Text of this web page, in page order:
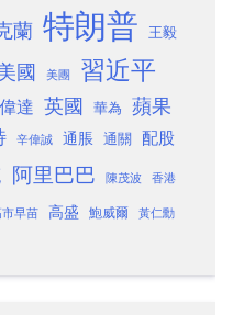
蘭 特朗普 王毅
國 美團 習近平
達 英國 華為 蘋果
辛偉誠 通脹 通關 配股
阿里巴巴 陳茂波 香港
早苗 高盛 鮑威爾 黃仁勳